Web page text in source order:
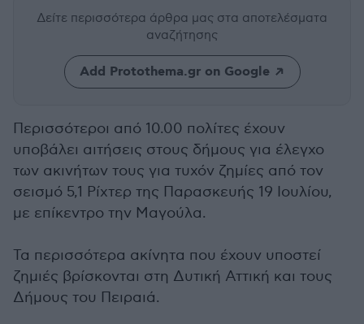
Δείτε περισσότερα άρθρα μας στα αποτελέσματα
αναζήτησης
Add Protothema.gr on Google
Περισσότεροι από 10.00 πολίτες έχουν
υποβάλει αιτήσεις στους δήμους για έλεγχο
των ακινήτων τους για τυχόν ζημίες από τον
σεισμό 5,1 Ρίχτερ της Παρασκευής 19 Ιουλίου,
με επίκεντρο την Μαγούλα.
Τα περισσότερα ακίνητα που έχουν υποστεί
ζημιές βρίσκονται στη Δυτική Αττική και τους
Δήμους του Πειραιά.